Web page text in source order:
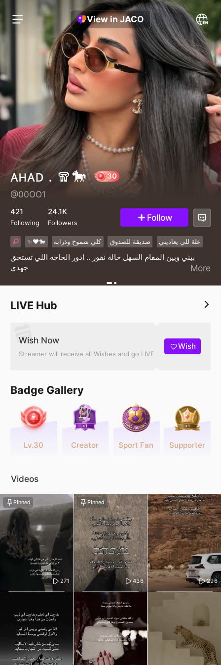
View in JACO
ᴀʜᴀᴅ . 🧣🐎
@00OO1
421
Following
24.1K
Followers Follow
✨❤️🐎 كلي شموخ وذرابه صديقة للصدوق علة للي يعاديني
بيني وبين المقام السهل حالة نفور .. ادور الحاجه اللي تستحق
جهدي
More
LIVE Hub
Wish Now
Streamer will receive all Wishes and go LIVE
Wish
Badge Gallery
Lv.30 Creator Sport Fan Supporter
Videos
271
Pinned
436
Pinned
296